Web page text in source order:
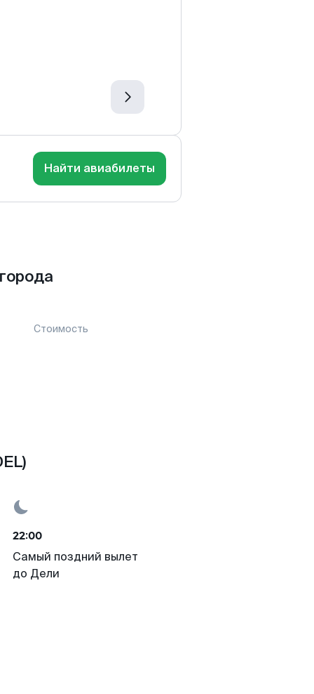
Найти авиабилеты
Стоимость
22:00
Самый поздний вылет
до Дели